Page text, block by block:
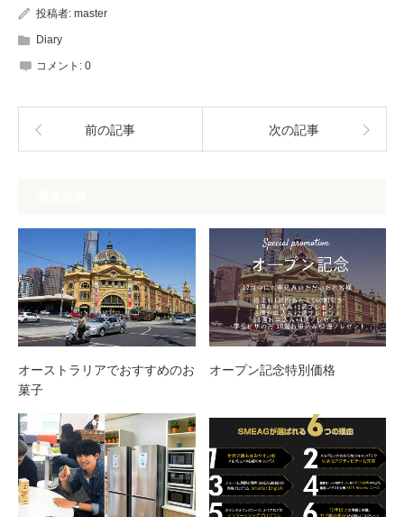
投稿者: master
Diary
コメント: 0
前の記事 次の記事
オーストラリアでおすすめのお
菓子
オープン記念特別価格